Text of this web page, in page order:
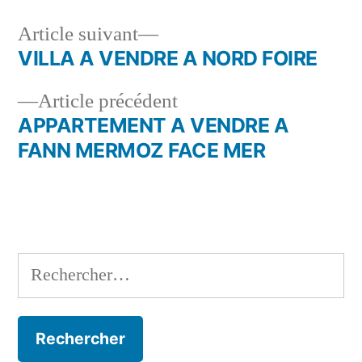
Navigation
de
l’article
Article précédentArticle
précédent :
APPARTEMENT A VENDRE A
FANN MERMOZ FACE MER
Article suivant
Article
suivant :
VILLA A VENDRE A NORD FOIRE
Rechercher :